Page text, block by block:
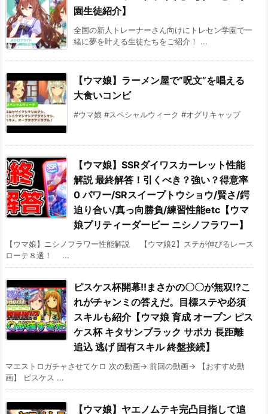
園生徒紹介】
全国の新人トレーナーさん向けにトレセン学園で一
緒に夢を叶える生徒たちをご紹介！ ...
【ウマ娘】ラーメン屋で”呪文”を唱える
大食いコンビ
#ウマ娘 #スペシャルウィーク #オグリキャップ
【ウマ娘】SSRダイワスカーレット性能
解説 最終解答！引くべき？強い？得意率
0 パワー/SRスイープトウショウ/賢さ/鍔
迫り合い/真っ向勝負/練習性能etc【ウマ
娘プリティーダービー ニシノフラワー】
【ウマ娘】ニシノフラワー性能解説 【ウマ娘2】ステが伸びるレース
ローテ８選！ ...
ピスケス杯開幕!!まさかの〇〇が無双!?こ
れがチャンミの答えだ。目標ステや必須
スキルも紹介【ウマ娘 育成 オープン ピス
ケス杯 キタサンブラック サポカ 長距離
追込 逃げ 固有スキル 終盤接続】
マエストロガチャさせてケロ 次の動画→ 前回の動画→ 【おすすめ動
画】 ピスケス ...
【ウマ娘】ヤエノムテキ完凸目指して追